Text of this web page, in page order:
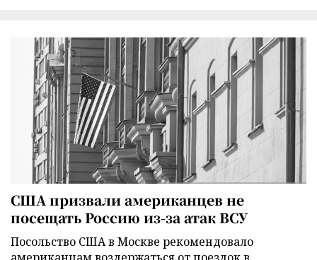
США призвали американцев не
посещать Россию из-за атак ВСУ
Посольство США в Москве рекомендовало